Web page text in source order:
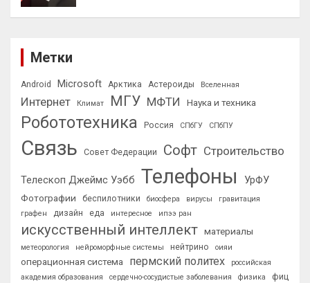
Метки
Android Microsoft Арктика Астероиды Вселенная
Интернет Климат МГУ МФТИ Наука и техника
Робототехника Россия СПбГУ СПбПУ
Связь Совет Федерации Софт Строительство
Телескоп Джеймс Уэбб Телефоны УрФУ
Фотографии беспилотники биосфера вирусы
гравитация
графен
дизайн еда интересное ипээ ран
искусственный интеллект материалы
метеорология нейроморфные системы нейтрино оияи
операционная система пермский политех
российская
академия образования
сердечно-сосудистые заболевания физика
фиц